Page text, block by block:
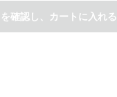
確認し、カートに入れる